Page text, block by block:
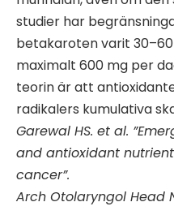
studier har
betakaroten varit
maximalt 600 mg per
teorin är att
radikalers kumulativa
Garewal HS. et al.
and antioxidant
cancer”.
Arch Otolaryngol Head